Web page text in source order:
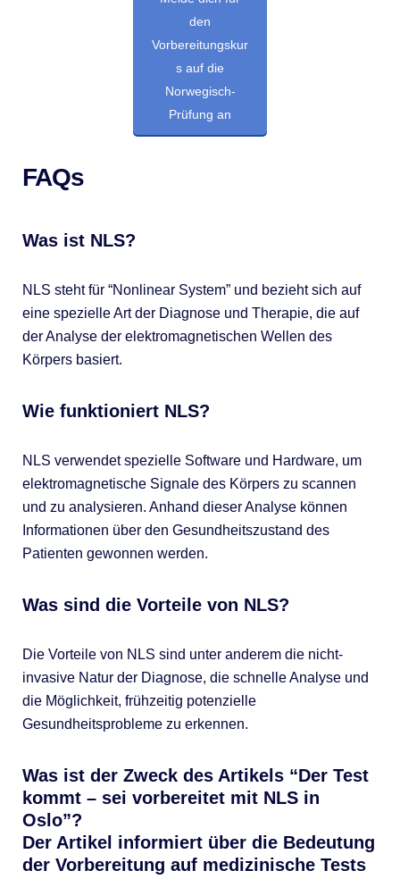
den
Vorbereitungskur
s auf die
Norwegisch-
Prüfung an
FAQs
Was ist NLS?
NLS steht für “Nonlinear System” und bezieht sich auf
eine spezielle Art der Diagnose und Therapie, die auf
der Analyse der elektromagnetischen Wellen des
Körpers basiert.
Wie funktioniert NLS?
NLS verwendet spezielle Software und Hardware, um
elektromagnetische Signale des Körpers zu scannen
und zu analysieren. Anhand dieser Analyse können
Informationen über den Gesundheitszustand des
Patienten gewonnen werden.
Was sind die Vorteile von NLS?
Die Vorteile von NLS sind unter anderem die nicht-
invasive Natur der Diagnose, die schnelle Analyse und
die Möglichkeit, frühzeitig potenzielle
Gesundheitsprobleme zu erkennen.
Was ist der Zweck des Artikels “Der Test
kommt – sei vorbereitet mit NLS in
Oslo”?
Der Artikel informiert über die Bedeutung
der Vorbereitung auf medizinische Tests